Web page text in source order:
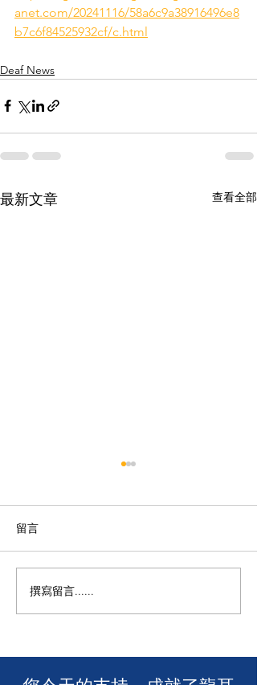
anet.com/20241116/58a6c9a38916496e8
b7c6f84525932cf/c.html
Deaf News
最新文章 查看全部
香港警務處 | 網上申請992
緊急短訊求助服務
留言
撰寫留言......